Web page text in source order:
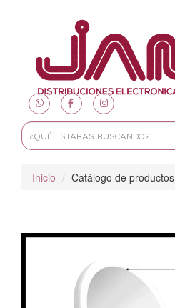
Inicio Catálogo de productos